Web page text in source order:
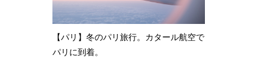
【パリ】冬のパリ旅行。カタール航空で
パリに到着。